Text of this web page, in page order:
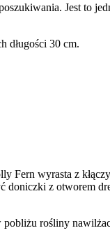
Jest to
długości 30 cm.
Fern wyrasta z
doniczki z otworem
rośliny